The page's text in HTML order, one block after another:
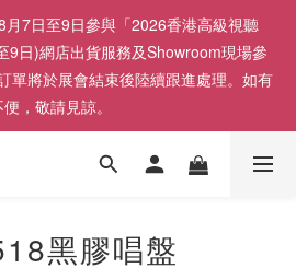
7日至9日參與「2026香港高級視聽
9日)網店出貨服務及Showroom現場參
單將於展會結束後陸續跟進處理。如有
，敬請見諒。
黑膠唱盤